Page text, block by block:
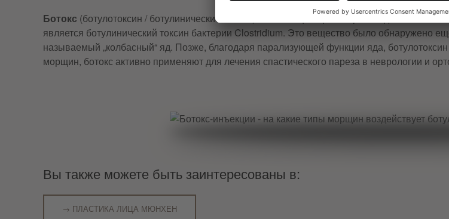
Ботокс (ботулотоксин / ботулинический токсин) в настоящее время производится как
является ботулинический токсин бактерии Clostridium. Это вещество было обнаружено
называемый „колбасный“ яд. Позже, благодаря парализующей функции яда,
морщин, ботокс активно применяют для лечения спастического пареза в неврологии и
Вы также можете быть заинтересованы в:
→ ПЛАСТИКА ЛИЦА МЮНХЕН